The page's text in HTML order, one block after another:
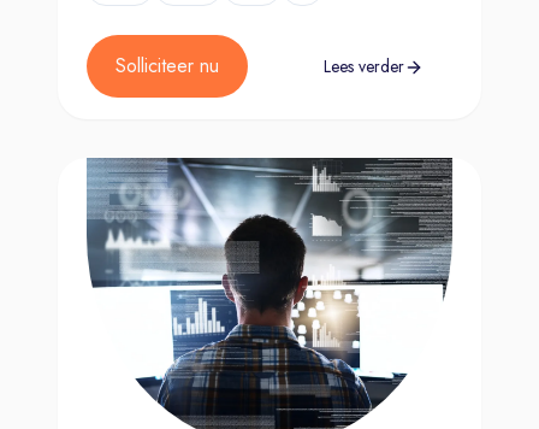
Solliciteer nu Lees verder